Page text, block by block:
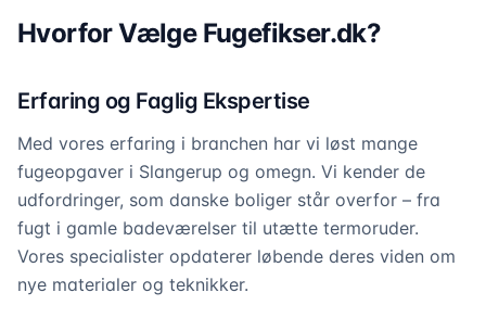
Hvorfor Vælge Fugefikser.dk?
Erfaring og Faglig Ekspertise
Med vores erfaring i branchen har vi løst mange
fugeopgaver i Slangerup og omegn. Vi kender de
udfordringer, som danske boliger står overfor – fra
fugt i gamle badeværelser til utætte termoruder.
Vores specialister opdaterer løbende deres viden om
nye materialer og teknikker.